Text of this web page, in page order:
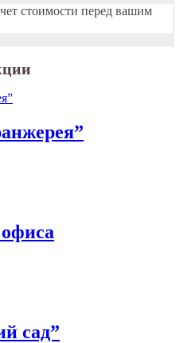
стоимости перед вашим
сад”